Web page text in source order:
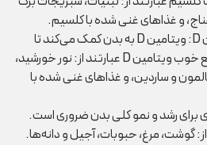
و غذاهای غنی شده با کلسیم.
غذاهای سرشار از ویتامین D: ویتامین D به بدن کمک می‌کند تا
کلسیم را جذب کند. منابع خوب ویتامین D عبارتند از: نور خورشید،
و ساردین، و غذاهای غنی شده با
برای رشد و نمو کلی بدن ضروری است.
گوشت، مرغ، حبوبات، آجیل و دانه‌ها.